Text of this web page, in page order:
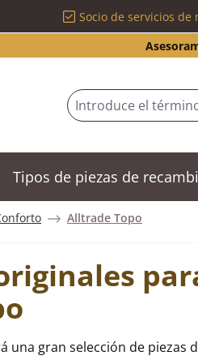
Socio de servicios
Tipos de piezas de
Alltrade Topo
una gran selección de